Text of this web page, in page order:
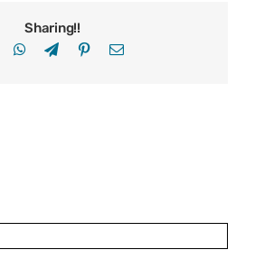
Sharing!!
FacebookWhatsApp
TelegramPinterestEmail